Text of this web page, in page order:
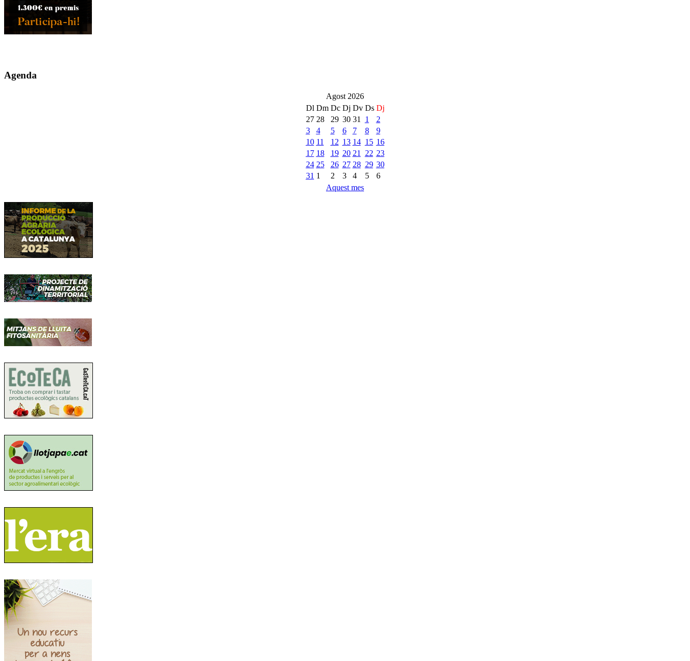
Agenda
Agost 2026
Dl Dm Dc Dj Dv Ds Dj
27 28 29 30 31 1
2
3
4 5 6 7 8
9
10 11 12 13 14 15 16
17 18 19 20 21 22 23
24 25 26 27 28 29 30
31 1 2 3 4 5
6
Aquest mes